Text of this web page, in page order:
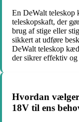
En DeWalt teleskop
teleskopskaft, der
brug af stige eller
sikkert at udføre
DeWalt teleskop
der sikrer effektiv
Hvordan
18V til ens